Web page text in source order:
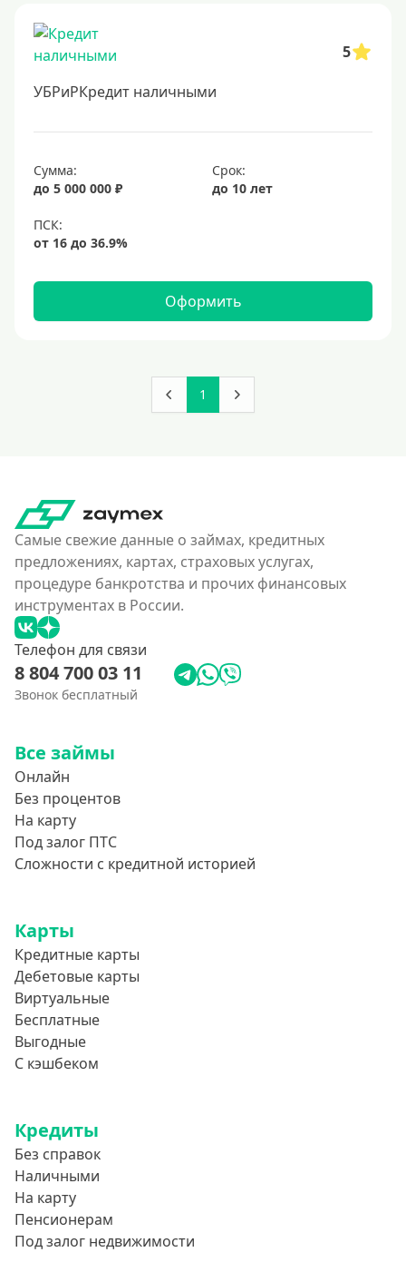
5
УБРиРКредит наличными
Сумма:
до 5 000 000 ₽
Срок:
до 10 лет
Оформить
1
Самые свежие данные о займах, кредитных
предложениях, картах, страховых услугах,
процедуре банкротства и прочих финансовых
инструментах в России.
Телефон для связи
8 804 700 03 11
Звонок бесплатный
Все займы
Онлайн
Без процентов
На карту
Под залог ПТС
Сложности с кредитной историей
Карты
Кредитные карты
Дебетовые карты
Виртуальные
Бесплатные
Выгодные
С кэшбеком
Кредиты
Без справок
Наличными
На карту
Пенсионерам
Под залог недвижимости